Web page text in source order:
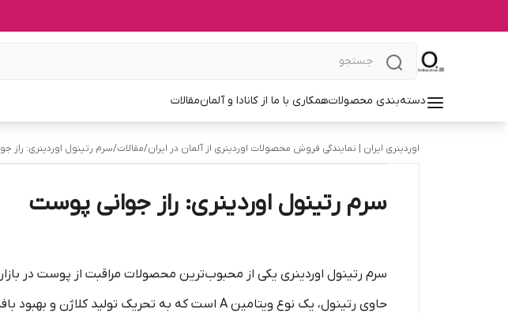
دسته‌بندی محصولاتهمکاری با ما از کانادا و آلمانمقالات
اوردینری ایران | نمایندگی فروش محصولات اوردینری از آلمان در ایران/مقالات/سرم رتینول اوردینری: راز
سرم رتینول اوردینری: راز جوانی پوست
سرم رتینول اوردینری یکی از محبوب‌ترین محصولات مراقبت از پوست
حاوی رتینول، یک نوع ویتامین A است که به تحریک تولید کلاژن و بهبود بافت پوست کمک می‌کند.